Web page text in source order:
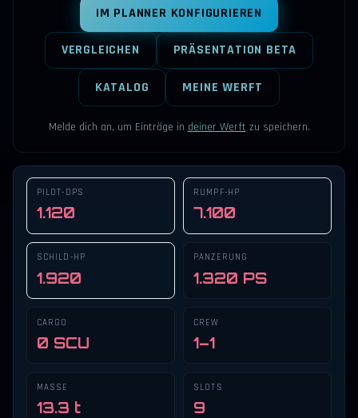
IM PLANNER KONFIGURIEREN
VERGLEICHEN PRÄSENTATION BETA
KATALOG MEINE WERFT
Melde dich an, um Einträge in deiner Werft zu speichern.
PILOT-DPS
1.120
RUMPF-HP
7.100
SCHILD-HP
1.920
PANZERUNG
1.320 PS
CARGO
0 SCU
CREW
1–1
MASSE
13.3 t
SLOTS
9